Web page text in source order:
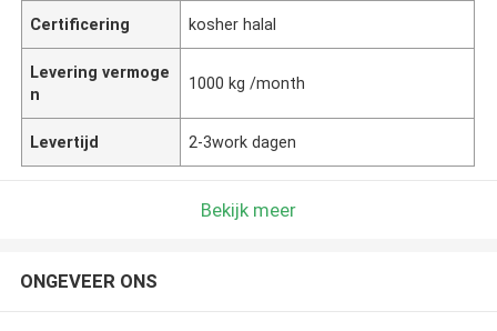
Certificering kosher halal
Levering vermoge
n
1000 kg /month
Levertijd 2-3work dagen
Bekijk meer
ONGEVEER ONS